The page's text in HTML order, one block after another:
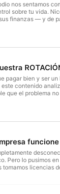
nos sentamos
sobre tu vida.
finanzas — y de
tu bienestar que
Nico y
Sígueme
diagnosticar tu
bien y ser
contenido
que el problema
un
lo pusimos
licencias
puede